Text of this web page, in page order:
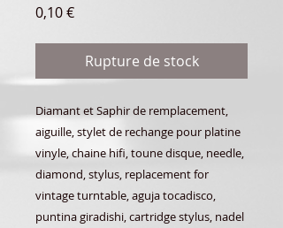
0,10 €Prix
Rupture de stock
Diamant et Saphir de remplacement,
aiguille, stylet de rechange pour platine
vinyle, chaine hifi, toune disque, needle,
diamond, stylus, replacement for
vintage turntable, aguja tocadisco,
puntina giradishi, cartridge stylus, nadel